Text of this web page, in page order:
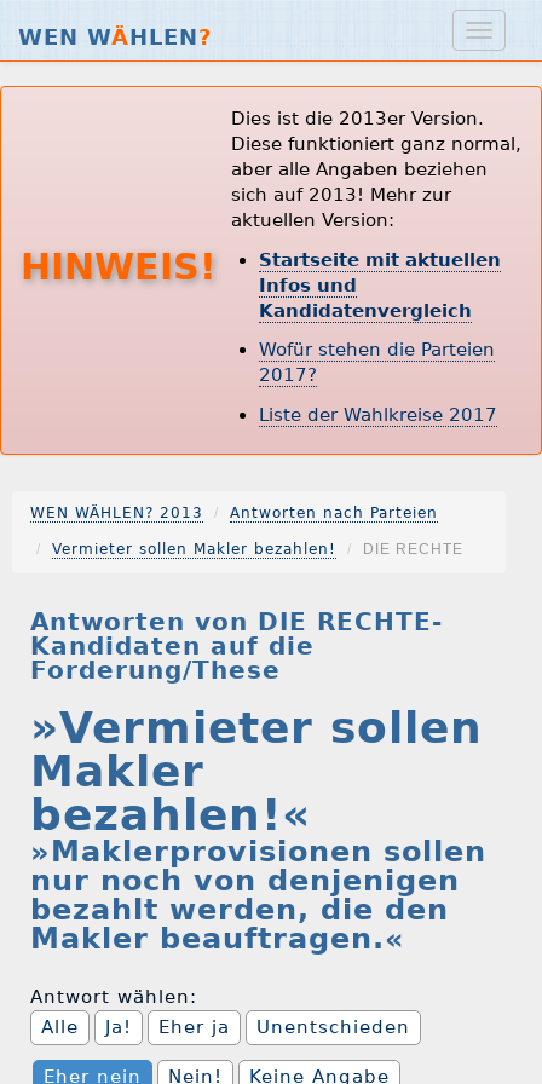
WEN WÄHLEN?
HINWEIS!
Dies ist die 2013er Version.
Diese funktioniert ganz normal,
aber alle Angaben beziehen
sich auf 2013! Mehr zur
aktuellen Version:
Startseite mit aktuellen
Infos und
Kandidatenvergleich
Wofür stehen die Parteien
2017?
Liste der Wahlkreise 2017
WEN WÄHLEN? 2013 Antworten nach Parteien
Vermieter sollen Makler bezahlen! DIE RECHTE
Antworten von DIE RECHTE-
Kandidaten auf die
Forderung/These
»Vermieter sollen
Makler
bezahlen!«
»Maklerprovisionen sollen
nur noch von denjenigen
bezahlt werden, die den
Makler beauftragen.«
Antwort wählen:
Alle
Ja! Eher ja Unentschieden
Eher nein Nein! Keine Angabe